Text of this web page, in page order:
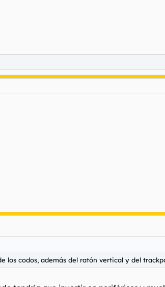
los codos, además del ratón vertical y del